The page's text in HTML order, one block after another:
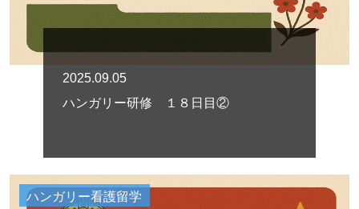
2025.09.05
ハンガリー研修 １８日目②
ハンガリー看護留学